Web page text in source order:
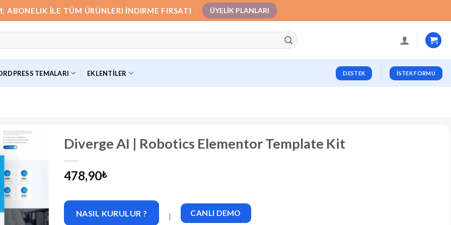
ABONELIK İLE TÜM ÜRÜNLERI İNDIRME FIRSATI ÜYELIK PLANLARI
TEMALARI EKLENTILER DESTEK İSTEK FORMU
Diverge AI | Robotics Elementor Template Kit
478,90₺
NASIL KURULUR ? | CANLI DEMO